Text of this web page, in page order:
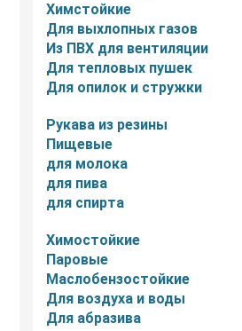
Химстойкие
Для выхлопных газов
Из ПВХ для вентиляции
Для тепловых пушек
Для опилок и стружки
Рукава из резины
Пищевые
для молока
для пива
для спирта
Химостойкие
Паровые
Маслобензостойкие
Для воздуха и воды
Для абразива